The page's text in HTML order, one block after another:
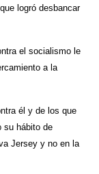
logró desbancar
el socialismo le
a la
él y de los que
su hábito de
Jersey y no en la